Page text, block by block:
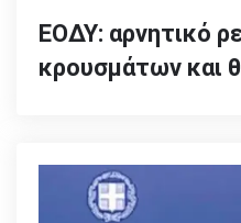
ΕΟΔΥ: αρνητικό
κρουσμάτων και